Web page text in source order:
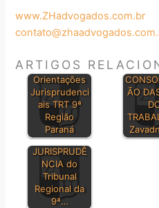
www.ZHadvogados.com.br
ARTIGOS
Orientações
Jurisprudenci
ais TRT 9ª
Região
Paraná
ÃO
BOLETIM DE
JURISPRUDÊ
NCIA do
Tribunal
Regional da
9ª…